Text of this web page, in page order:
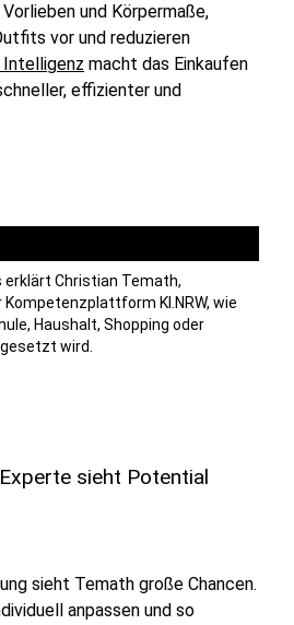
und Körpermaße,
vor und reduzieren
macht das Einkaufen
effizienter und
erklärt Christian Temath,
KI.NRW, wie
Haushalt, Shopping oder
wird.
sieht Potential
sieht Temath große Chancen.
anpassen und so